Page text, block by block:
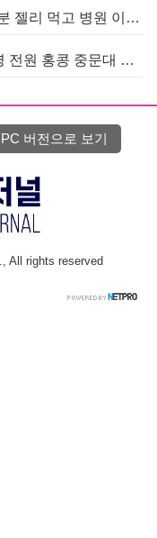
[홍콩뉴스] 어린 두 자녀, 마약 성분 젤리 먹고 병원 이송… 어머니와 친척 체포
[홍콩대학] 홍콩 수능 만점자 12명 전원 홍콩 중문대 의대 진학
PC 버전으로 보기
All rights reserved